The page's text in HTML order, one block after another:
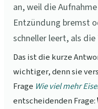
an, weil die
Entzündung bremst
schneller leert, als
Das ist die kurze
wichtiger, denn sie
Frage Wie viel mehr
entscheidenden Frage: